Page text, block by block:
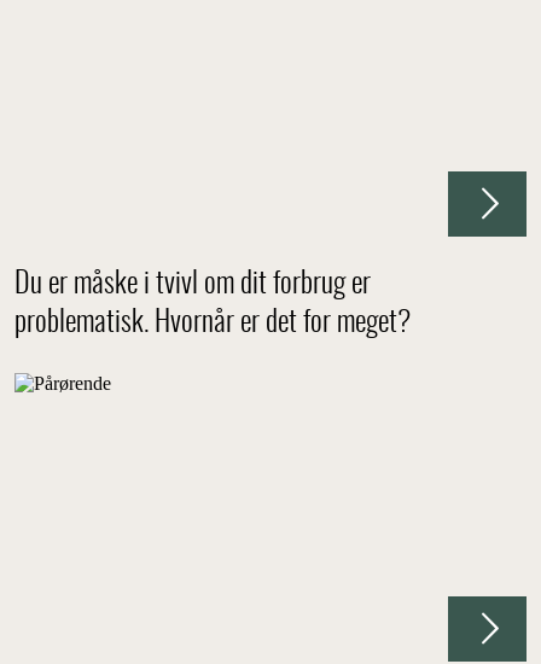
Du er måske i tvivl om dit forbrug er
problematisk. Hvornår er det for meget?